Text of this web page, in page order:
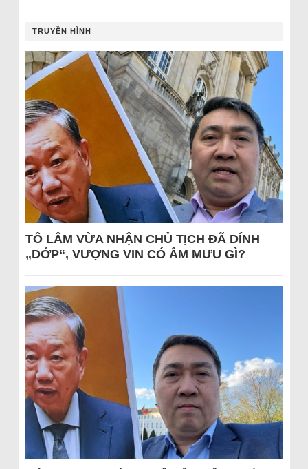
TRUYỀN HÌNH
TÔ LÂM VỪA NHẬN CHỦ TỊCH ĐÃ DÍNH
„DỚP“, VƯỢNG VIN CÓ ÂM MƯU GÌ?